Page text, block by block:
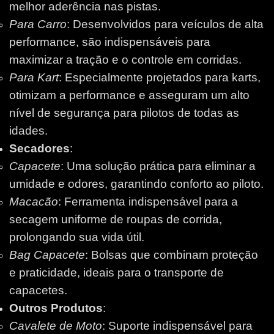
melhor aderência nas pistas.
Para Carro: Desenvolvidos para veículos de alta
performance, são indispensáveis para
maximizar a tração e o controle em corridas.
Para Kart: Especialmente projetados para karts,
otimizam a performance e asseguram um alto
nível de segurança para pilotos de todas as
idades.
Secadores:
Capacete: Uma solução prática para eliminar a
umidade e odores, garantindo conforto ao piloto.
Macacão: Ferramenta indispensável para a
secagem uniforme de roupas de corrida,
prolongando sua vida útil.
Bag Capacete: Bolsas que combinam proteção
e praticidade, ideais para o transporte de
capacetes.
Outros Produtos:
Cavalete de Moto: Suporte indispensável para